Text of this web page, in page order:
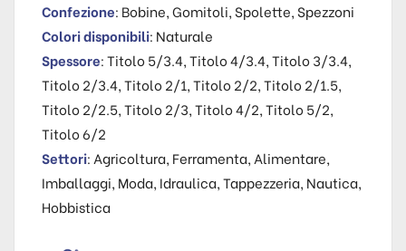
Confezione: Bobine, Gomitoli, Spolette, Spezzoni
Colori disponibili: Naturale
Spessore: Titolo 5/3.4, Titolo 4/3.4, Titolo 3/3.4,
Titolo 2/3.4, Titolo 2/1, Titolo 2/2, Titolo 2/1.5,
Titolo 2/2.5, Titolo 2/3, Titolo 4/2, Titolo 5/2,
Titolo 6/2
Settori: Agricoltura, Ferramenta, Alimentare,
Imballaggi, Moda, Idraulica, Tappezzeria, Nautica,
Hobbistica